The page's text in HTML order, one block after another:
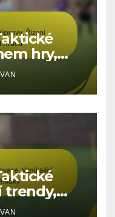
hry,
trendy,